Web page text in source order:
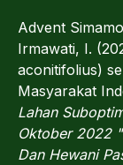
Advent
Irmawati, I.
aconitifolius)
Masyarakat
Lahan
Oktober 2022
Dan Hewani